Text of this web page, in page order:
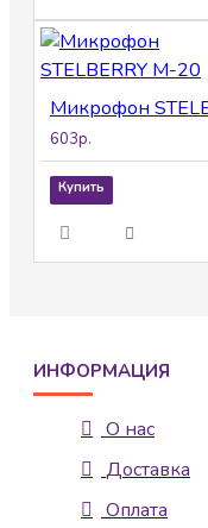
603р.
Купить
ИНФОРМАЦИЯ
О нас
Доставка
Оплата